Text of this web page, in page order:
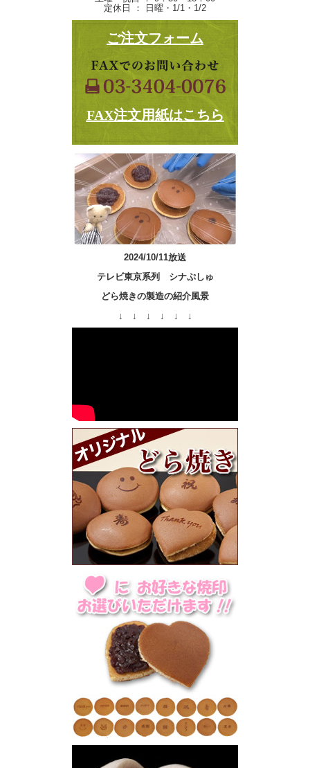
定休日 ： 日曜・1/1・1/2
ご注文フォーム
FAX注文用紙はこちら
2024/10/11放送
テレビ東京系列 シナぷしゅ
どら焼きの製造の紹介風景
↓ ↓ ↓ ↓ ↓ ↓